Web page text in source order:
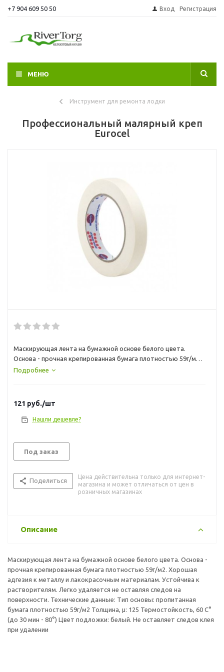
+7 904 609 50 50 Вход Регистрация
МЕНЮ
Инструмент для ремонта лодки
Профессиональный малярный креп
Eurocel
Маскирующая лента на бумажной основе белого цвета.
Основа - прочная крепированная бумага плотностью 59г/м2.
Хорошая адгезия к металлу и лакокрасочным материалам.
Технические данные:
Teрмостойкость, 60 C° (до 30 мин - 80°)
Цвет подложки: белый.
Подробнее
121 руб./шт
Нашли дешевле?
Под заказ
Поделиться
Цена действительна только для интернет-
магазина и может отличаться от цен в
розничных магазинах
Описание
Маскирующая лента на бумажной основе белого цвета. Основа -
прочная крепированная бумага плотностью 59г/м2. Хорошая
адгезия к металлу и лакокрасочным материалам. Устойчива к
растворителям. Легко удаляется не оставляя следов на
поверхности. Технические данные: Tип основы: пропитанная
бумага плотностью 59г/м2 Толщина, µ: 125 Teрмостойкость, 60 C°
(до 30 мин - 80°) Цвет подложки: белый. Не оставляет следов клея
при удалении